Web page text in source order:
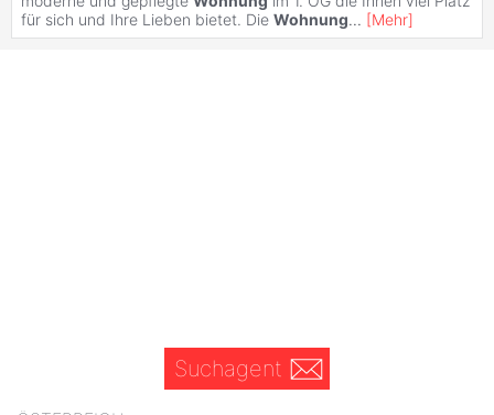
für sich und Ihre Lieben bietet. Die Wohnung... [Mehr]
Suchagent